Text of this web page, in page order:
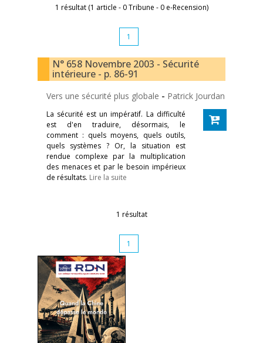
1 résultat (1 article - 0 Tribune - 0 e-Recension)
1
N° 658 Novembre 2003 - Sécurité
intérieure - p. 86-91
Vers une sécurité plus globale - Patrick Jourdan
La sécurité est un impératif. La difficulté
est d'en traduire, désormais, le
comment : quels moyens, quels outils,
quels systèmes ? Or, la situation est
rendue complexe par la multiplication
des menaces et par le besoin impérieux
de résultats. Lire la suite
1 résultat
1